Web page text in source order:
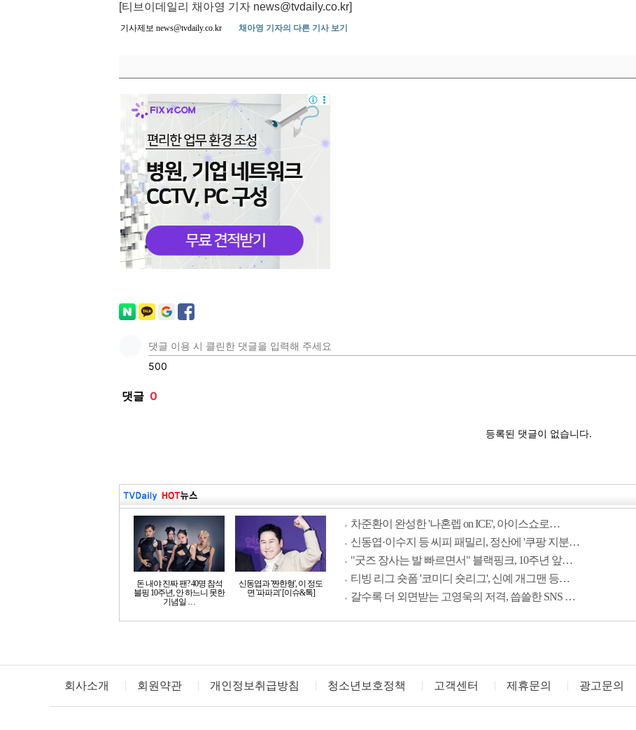
[티브이데일리 채아영 기자 news@tvdaily.co.kr]
기사제보 news@tvdaily.co.kr 채아영 기자의 다른 기사 보기
돈 내야 진짜 팬? 40명 참석
블핑 10주년, 안 하느니 못한
기념일 …
신동엽과 '짠한형', 이 정도
면 '파파괴' [이슈&톡]
차준환이 완성한 '나혼렙 on ICE', 아이스쇼로…
신동엽·이수지 등 씨피 패밀리, 정산에 '쿠팡 지분…
"굿즈 장사는 발 빠르면서" 블랙핑크, 10주년 앞…
티빙 리그 숏폼 '코미디 숏리그', 신예 개그맨 등…
갈수록 더 외면받는 고영욱의 저격, 씁쓸한 SNS …
회사소개 회원약관 개인정보취급방침 청소년보호정책 고객센터 제휴문의 광고문의